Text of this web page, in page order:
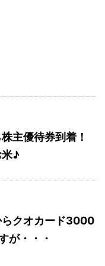
主優待券到着！
米♪
らクオカード3000
が・・・